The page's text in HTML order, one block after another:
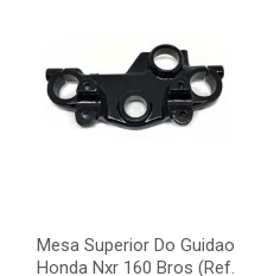
Mesa Superior Do Guidao
Honda Nxr 160 Bros (Ref.